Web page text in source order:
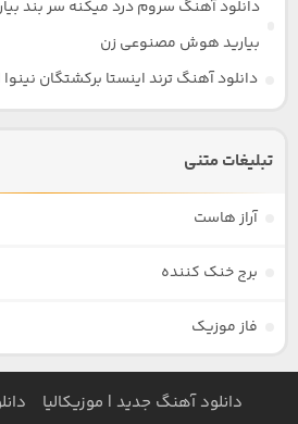
دانلود آهنگ سروم درد میکنه سر بند
بیارید هوش مصنوعی زن
دانلود آهنگ ترند اینستا برکشتگان
تبلیغات متنی
آراز هاست
برج خنک کننده
فاز موزیک
دانلود آهنگ جدید | موزیکالیا